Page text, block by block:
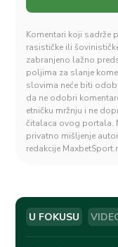
Komentari koji sadrže
rasističke ili
zabranjeno lažno
poljima za slanje
slovima neće biti
da ne odobri
etničku mržnju i ne
čitalaca ovog portala.
privatno mišljenje
redakcije
U FOKUSU